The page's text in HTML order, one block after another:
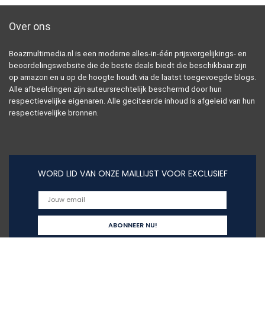
Over ons
Boazmultimedia.nl is een moderne alles-in-één prijsvergelijkings- en
beoordelingswebsite die de beste deals biedt die beschikbaar zijn
op amazon en u op de hoogte houdt via de laatst toegevoegde blogs.
Alle afbeeldingen zijn auteursrechtelijk beschermd door hun
respectievelijke eigenaren. Alle geciteerde inhoud is afgeleid van hun
respectievelijke bronnen.
WORD LID VAN ONZE MAILLIJST VOOR EXCLUSIEF